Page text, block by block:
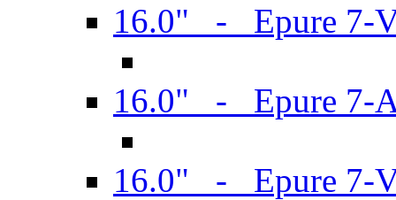
16.0" - Epure 7-
16.0" - Epure 7-
16.0" - Epure 7-